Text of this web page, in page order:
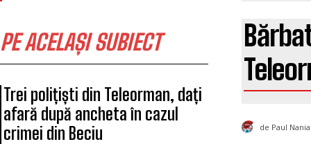
PE ACELAȘI SUBIECT
Trei polițiști din Teleorman, dați
afară după ancheta în cazul
crimei din Beciu
de Paul